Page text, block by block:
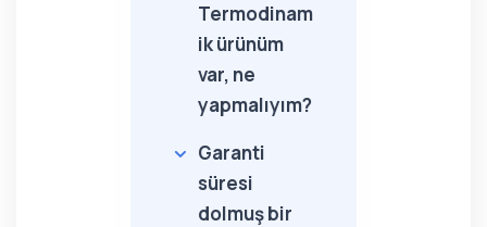
Termodinam
ik ürünüm
var, ne
yapmalıyım?
Garanti
süresi
dolmuş bir